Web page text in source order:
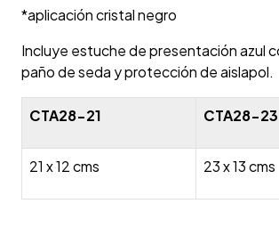
*aplicación cristal negro
Incluye estuche de presentación azul
paño de seda y protección de aislapol.
CTA28-21 CTA28-23
21 x 12 cms 23 x 13 cms